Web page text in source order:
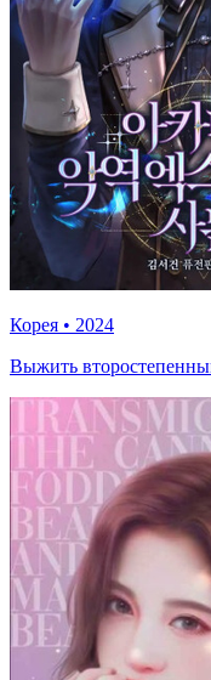
Корея • 2024
Выжить